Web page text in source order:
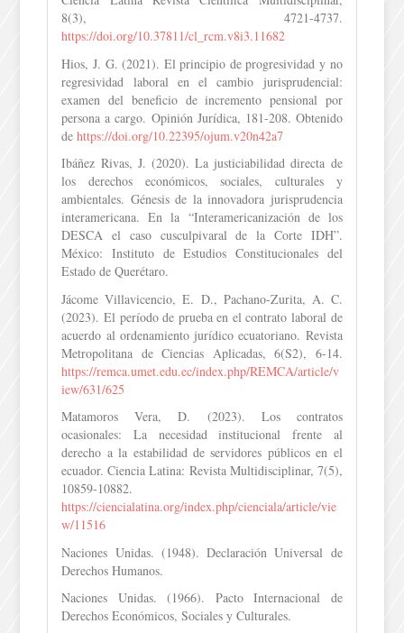
8(3), 4721-4737.
https://doi.org/10.37811/cl_rcm.v8i3.11682
Hios, J. G. (2021). El principio de progresividad y no
regresividad laboral en el cambio jurisprudencial:
examen del beneficio de incremento pensional por
persona a cargo. Opinión Jurídica, 181-208. Obtenido
dehttps://doi.org/10.22395/ojum.v20n42a7
Ibáñez Rivas, J. (2020). La justiciabilidad directa de
los derechos económicos, sociales, culturales y
ambientales. Génesis de la innovadora jurisprudencia
interamericana. En la “Interamericanización de los
DESCA el caso cusculpivaral de la Corte IDH”.
México: Instituto de Estudios Constitucionales del
Estado de Querétaro.
Jácome Villavicencio, E. D., Pachano-Zurita, A. C.
(2023). El período de prueba en el contrato laboral de
acuerdo al ordenamiento jurídico ecuatoriano. Revista
Metropolitana de Ciencias Aplicadas, 6(S2), 6-14.
https://remca.umet.edu.ec/index.php/REMCA/article/v
iew/631/625
Matamoros Vera, D. (2023). Los contratos
ocasionales: La necesidad institucional frente al
derecho a la estabilidad de servidores públicos en el
ecuador. Ciencia Latina: Revista Multidisciplinar, 7(5),
10859-10882.
https://ciencialatina.org/index.php/cienciala/article/vie
w/11516
Naciones Unidas. (1948). Declaración Universal de
Derechos Humanos.
Naciones Unidas. (1966). Pacto Internacional de
Derechos Económicos, Sociales y Culturales.